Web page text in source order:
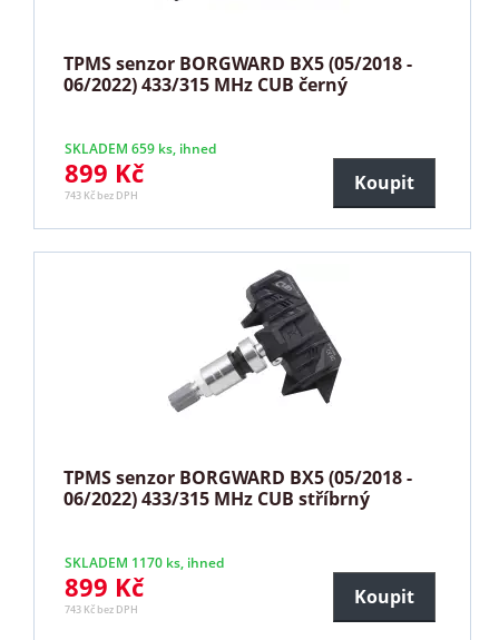
TPMS senzor BORGWARD BX5 (05/2018 -
06/2022) 433/315 MHz CUB černý
SKLADEM 659 ks, ihned
899 Kč
743 Kč bez DPH
Koupit
TPMS senzor BORGWARD BX5 (05/2018 -
06/2022) 433/315 MHz CUB stříbrný
SKLADEM 1170 ks, ihned
899 Kč
743 Kč bez DPH
Koupit